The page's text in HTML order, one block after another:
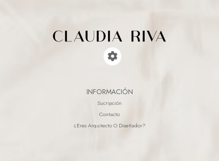
INFORMACIÓN
Sucripción
Contacto
¿eres Arquitecto O Diseñador?